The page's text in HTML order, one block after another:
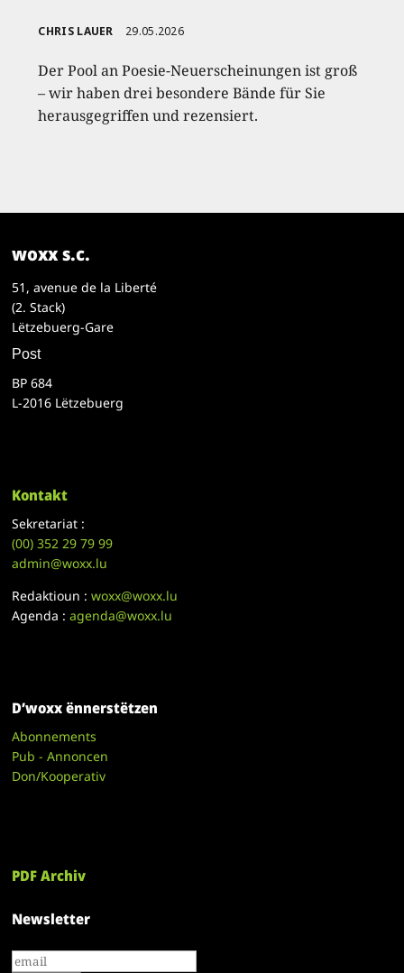
CHRIS LAUER 29.05.2026
Der Pool an Poesie-Neuerscheinungen ist groß
– wir haben drei besondere Bände für Sie
herausgegriffen und rezensiert.
woxx s.c.
51, avenue de la Liberté
(2. Stack)
Lëtzebuerg-Gare
Post
BP 684
L-2016 Lëtzebuerg
Kontakt
Sekretariat :
(00)352 29 79 99
admin@woxx.lu
Redaktioun :woxx@woxx.lu
Agenda :agenda@woxx.lu
D’woxx ënnerstëtzen
Abonnements
Pub - Annoncen
Don/Kooperativ
PDF Archiv
Newsletter